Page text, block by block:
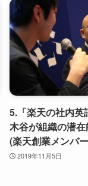
5.「楽天の社内英
木谷が組織の潜在
(楽天創業メンバ
2019年11月5日